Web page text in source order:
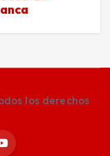
los derechos